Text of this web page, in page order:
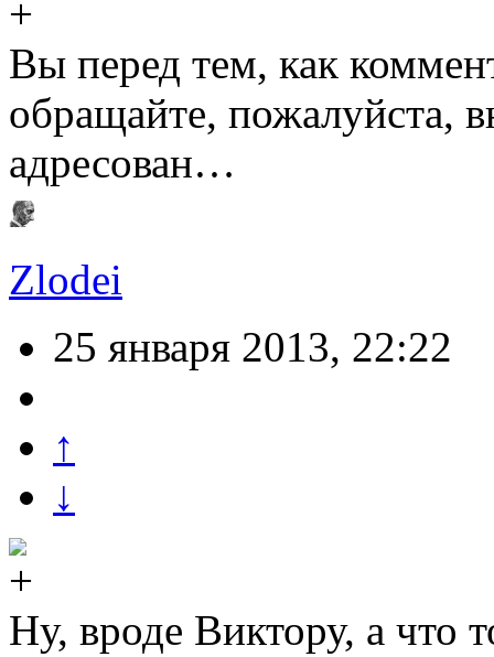
Вы перед тем, как
обращайте, пожалуйста,
адресован…
Zlodei
25 января 2013, 22:22
↑
↓
Ну, вроде Виктору, а что